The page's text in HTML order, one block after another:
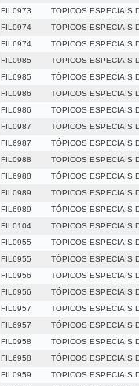
FIL0973
TOPICOS ESPECIAIS
FIL0974
TOPICOS ESPECIAIS
FIL6974
TOPICOS ESPECIAIS
FIL0985
TOPICOS ESPECIAIS
FIL6985
TÓPICOS ESPECIAIS
FIL0986
TOPICOS ESPECIAIS
FIL6986
TOPICOS ESPECIAIS
FIL0987
TOPICOS ESPECIAIS
FIL6987
TÓPICOS ESPECIAIS
FIL0988
TOPICOS ESPECIAIS
FIL6988
TÓPICOS ESPECIAIS
FIL0989
TOPICOS ESPECIAIS
FIL6989
TÓPICOS ESPECIAIS
FIL0104
TOPICOS ESPECIAIS
FIL0955
TOPICOS ESPECIAIS
FIL6955
TÓPICOS ESPECIAIS
FIL0956
TOPICOS ESPECIAIS
FIL6956
TÓPICOS ESPECIAIS
FIL0957
TOPICOS ESPECIAIS
FIL6957
TÓPICOS ESPECIAIS
FIL0958
TOPICOS ESPECIAIS
FIL6958
TÓPICOS ESPECIAIS
FIL0959
TOPICOS ESPECIAIS